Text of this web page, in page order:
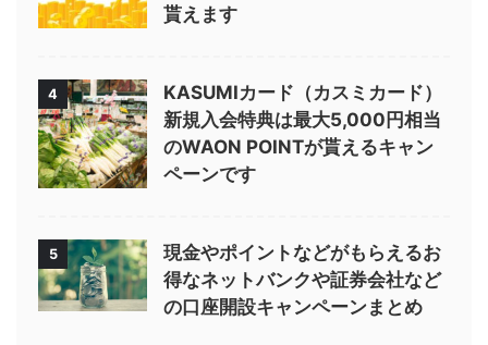
貰えます
4
KASUMIカード（カスミカード）
新規入会特典は最大5,000円相当
のWAON POINTが貰えるキャン
ペーンです
5
現金やポイントなどがもらえるお
得なネットバンクや証券会社など
の口座開設キャンペーンまとめ